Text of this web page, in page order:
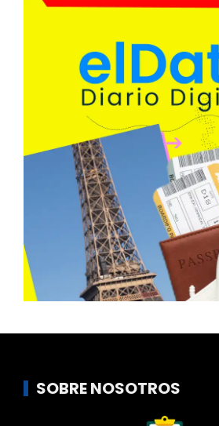
SOBRE NOSOTROS